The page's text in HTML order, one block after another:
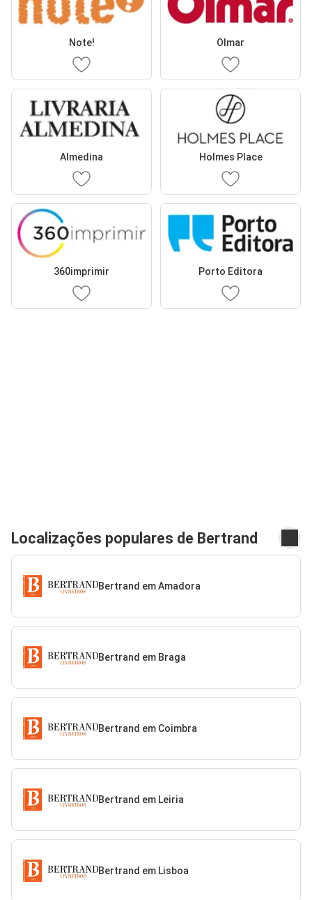
Note! Olmar
Almedina Holmes Place
360imprimir Porto Editora
Localizações populares de Bertrand
Bertrand em Amadora
Bertrand em Braga
Bertrand em Coimbra
Bertrand em Leiria
Bertrand em Lisboa